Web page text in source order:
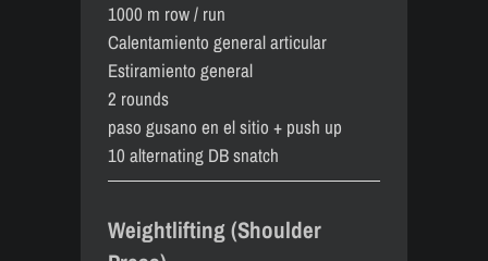
1000 m row / run
Calentamiento general articular
Estiramiento general
2 rounds
paso gusano en el sitio + push up
10 alternating DB snatch
Weightlifting (Shoulder